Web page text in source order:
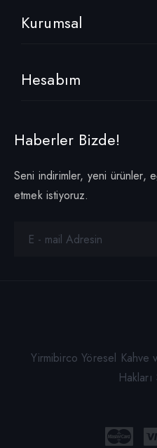
Kurumsal
Hesabım
Haberler Bizde!
Seni indirimler, yeni ürünler,
etmek istiyoruz.
Yirmibirco Yöresel Kahve
Hakları